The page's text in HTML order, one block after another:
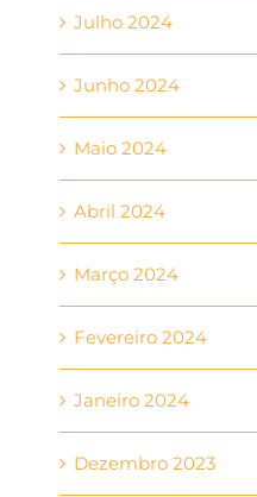
Julho 2024
Junho 2024
Maio 2024
Abril 2024
Março 2024
Fevereiro 2024
Janeiro 2024
Dezembro 2023